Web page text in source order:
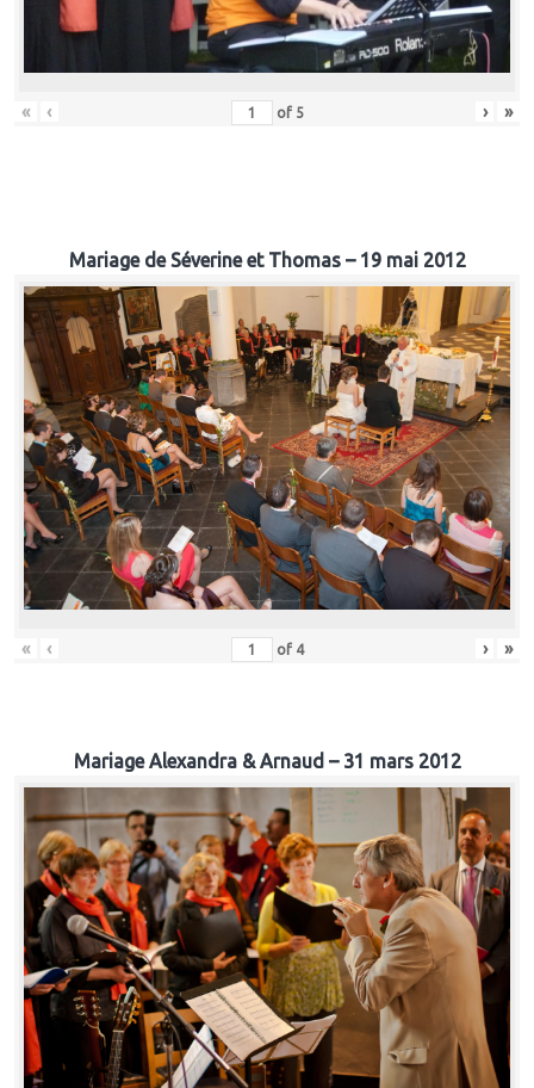
« ‹ of 5 › »
Mariage de Séverine et Thomas – 19 mai 2012
« ‹ of 4 › »
Mariage Alexandra & Arnaud – 31 mars 2012